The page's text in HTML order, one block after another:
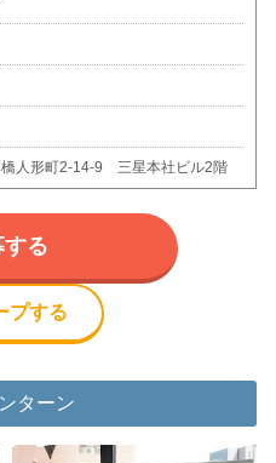
橋人形町2-14-9 三星本社ビル2階
プする
する
ターン